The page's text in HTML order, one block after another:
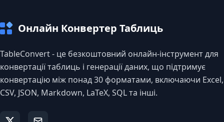
Онлайн Конвертер Таблиць
TableConvert - це безкоштовний онлайн-інструмент для
конвертації таблиць і генерації даних, що підтримує
конвертацію між понад 30 форматами, включаючи Excel,
CSV, JSON, Markdown, LaTeX, SQL та інші.